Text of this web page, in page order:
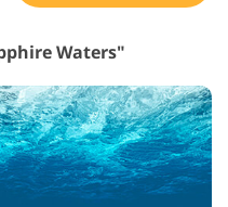
Waters"